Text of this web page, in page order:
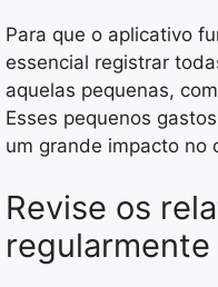
Para que o aplicativo
essencial registrar
aquelas pequenas,
Esses pequenos
um grande impacto no
Revise os
regularmente